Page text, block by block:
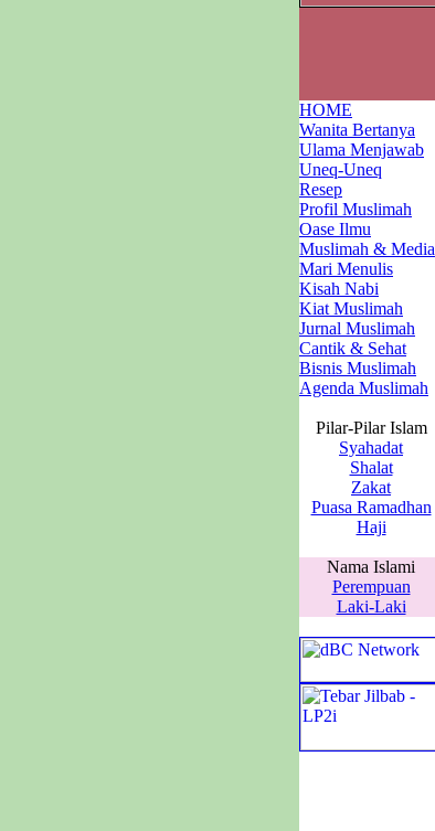
HOME
Wanita Bertanya
Ulama Menjawab
Uneq-Uneq
Resep
Profil Muslimah
Oase Ilmu
Muslimah & Media
Mari Menulis
Kisah Nabi
Kiat Muslimah
Jurnal Muslimah
Cantik & Sehat
Bisnis Muslimah
Agenda Muslimah
Pilar-Pilar Islam
Syahadat
Shalat
Zakat
Puasa Ramadhan
Haji
Nama Islami
Perempuan
Laki-Laki